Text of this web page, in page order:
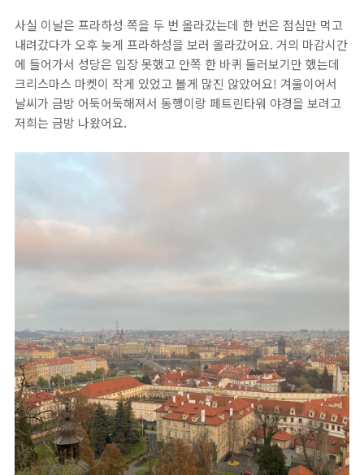
사실 이날은 프라하성 쪽을 두 번 올라갔는데 한 번은 점심만 먹고
내려갔다가 오후 늦게 프라하성을 보러 올라갔어요. 거의 마감시간
에 들어가서 성당은 입장 못했고 안쪽 한 바퀴 둘러보기만 했는데
크리스마스 마켓이 작게 있었고 볼게 많진 않았어요! 겨울이어서
날씨가 금방 어둑어둑해져서 동행이랑 페트린타워 야경을 보려고
저희는 금방 나왔어요.